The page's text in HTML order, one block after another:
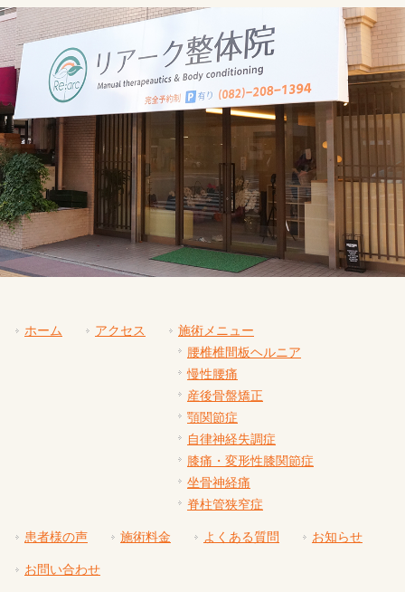
ホーム アクセス
施術メニュー
腰椎椎間板ヘルニア
慢性腰痛
産後骨盤矯正
顎関節症
自律神経失調症
膝痛・変形性膝関節症
坐骨神経痛
脊柱管狭窄症
患者様の声 施術料金 よくある質問 お知らせ
お問い合わせ